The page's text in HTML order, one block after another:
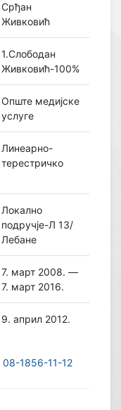
Срђан
Живковић
1.Слободан
Живковић-100%
Опште медијске
услуге
Линеарно-
терестричко
Локално
подручје-Л 13/
Лебане
7. март 2008. —
7. март 2016.
9. април 2012.
08-1856-11-12